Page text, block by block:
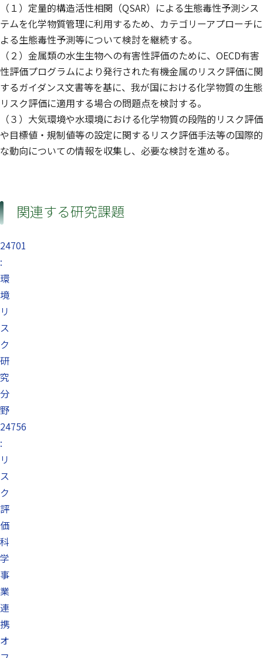
（１）定量的構造活性相関（QSAR）による生態毒性予測シス
テムを化学物質管理に利用するため、カテゴリーアプローチに
よる生態毒性予測等について検討を継続する。
（２）金属類の水生生物への有害性評価のために、OECD有害
性評価プログラムにより発行された有機金属のリスク評価に関
するガイダンス文書等を基に、我が国における化学物質の生態
リスク評価に適用する場合の問題点を検討する。
（３）大気環境や水環境における化学物質の段階的リスク評価
や目標値・規制値等の設定に関するリスク評価手法等の国際的
な動向についての情報を収集し、必要な検討を進める。
関連する研究課題
24701
:
環
境
リ
ス
ク
研
究
分
野
24756
:
リ
ス
ク
評
価
科
学
事
業
連
携
オ